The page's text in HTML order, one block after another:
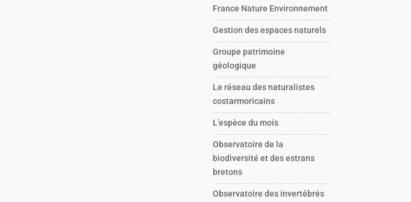
France Nature Environnement
Gestion des espaces naturels
Groupe patrimoine
géologique
Le réseau des naturalistes
costarmoricains
L’espèce du mois
Observatoire de la
biodiversité et des estrans
bretons
Observatoire des invertébrés